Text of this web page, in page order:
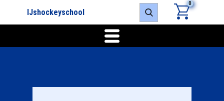
IJshockeyschool
0